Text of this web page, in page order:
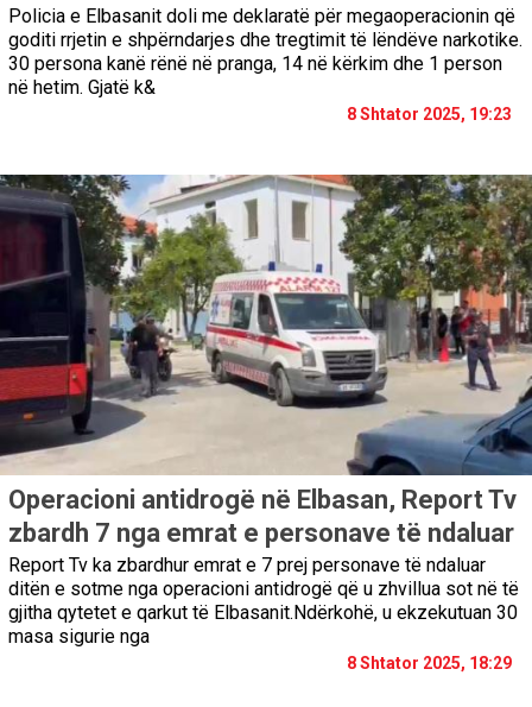
Policia e Elbasanit doli me deklaratë për megaoperacionin që
goditi rrjetin e shpërndarjes dhe tregtimit të lëndëve narkotike.
30 persona kanë rënë në pranga, 14 në kërkim dhe 1 person
në hetim. Gjatë k&
8 Shtator 2025, 19:23
Operacioni antidrogë në Elbasan, Report Tv
zbardh 7 nga emrat e personave të ndaluar
Report Tv ka zbardhur emrat e 7 prej personave të ndaluar
ditën e sotme nga operacioni antidrogë që u zhvillua sot në të
gjitha qytetet e qarkut të Elbasanit.Ndërkohë, u ekzekutuan 30
masa sigurie nga
8 Shtator 2025, 18:29